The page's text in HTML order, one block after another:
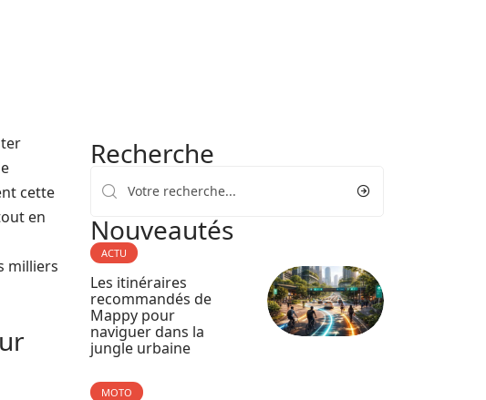
cette
en
milliers
Recherche
Nouveautés
ACTU
Les itinéraires
recommandés de
Mappy pour
naviguer dans la
jungle urbaine
MOTO